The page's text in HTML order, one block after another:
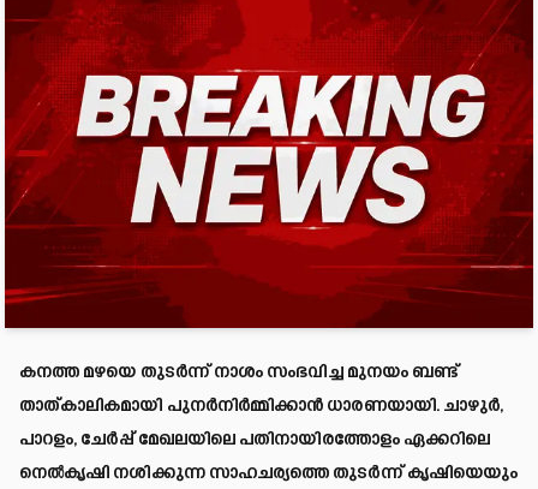
കനത്ത മഴയെ തുടർന്ന് നാശം സംഭവിച്ച മുനയം ബണ്ട്
താത്കാലികമായി പുനർനിർമ്മിക്കാൻ ധാരണയായി. ചാഴുർ,
പാറളം, ചേർപ്പ് മേഖലയിലെ പതിനായിരത്തോളം ഏക്കറിലെ
നെൽകൃഷി നശിക്കുന്ന സാഹചര്യത്തെ തുടർന്ന് കൃഷിയെയും